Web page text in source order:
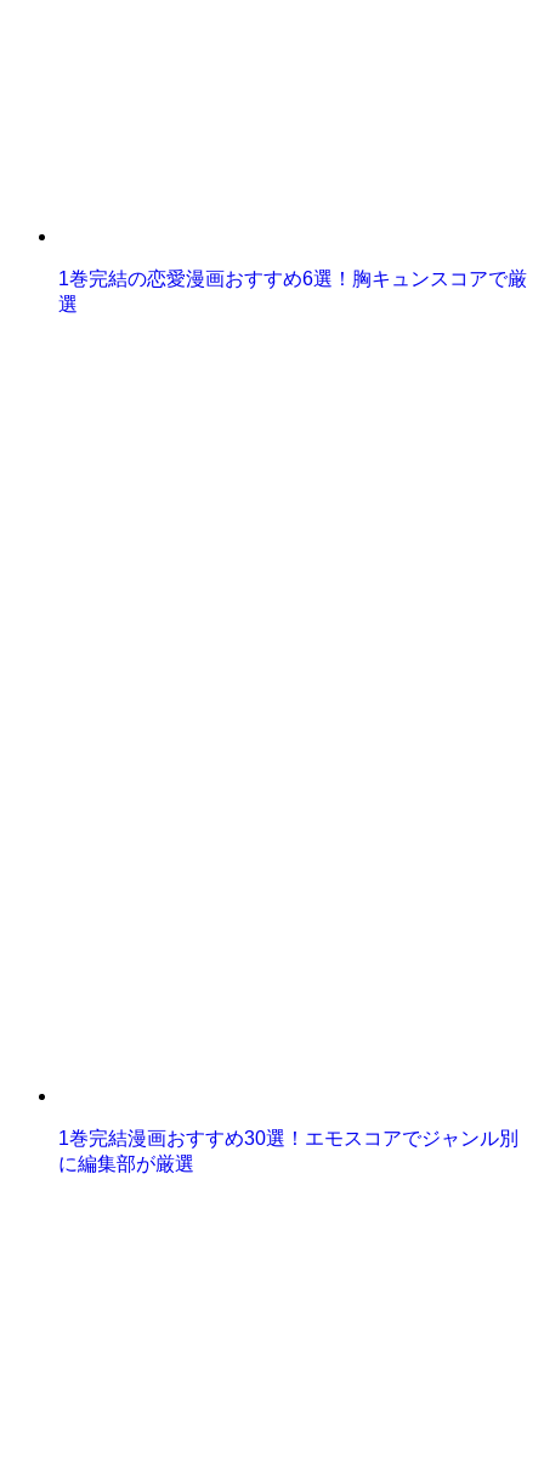
1巻完結の恋愛漫画おすすめ6選！胸キュンスコアで厳
選
1巻完結漫画おすすめ30選！エモスコアでジャンル別
に編集部が厳選